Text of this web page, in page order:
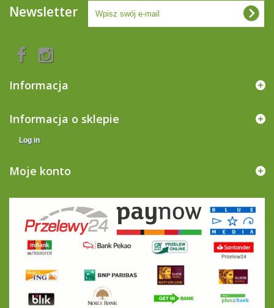
Newsletter
Informacja
Informacja o sklepie
Log in
Moje konto